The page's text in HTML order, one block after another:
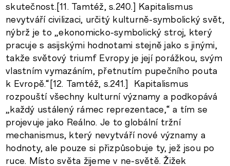
skutečnost.[11. Tamtéž, s.240.] Kapitalismus
nevytváří civilizaci, určitý kulturně-symbolický svět,
nýbrž je to „ekonomicko-symbolický stroj, který
pracuje s asijskými hodnotami stejně jako s jinými,
takže světový triumf Evropy je její porážkou, svým
vlastním vymazáním, přetnutím pupečního pouta
k Evropě.“[12. Tamtéž, s.241.] Kapitalismus
rozpouští všechny kulturní významy a podkopává
„každý ustálený rámec reprezentace,“ a tím se
projevuje jako Reálno. Je to globální tržní
mechanismus, který nevytváří nové významy a
hodnoty, ale pouze si přizpůsobuje ty, jež jsou po
ruce. Místo světa žijeme v ne-světě. Žižek